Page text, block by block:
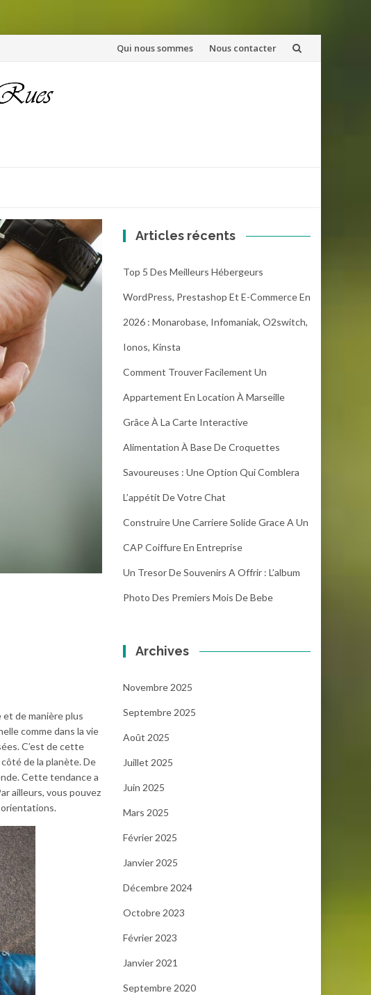
Aller
Qui nous sommes Nous contacter
de manière plus
comme dans la vie
C’est de cette
de la planète. De
Cette tendance a
ailleurs, vous pouvez
Articles récents
Top 5 Des Meilleurs Hébergeurs
WordPress, Prestashop Et E-Commerce En
2026 : Monarobase, Infomaniak, O2switch,
Ionos, Kinsta
Comment Trouver Facilement Un
Appartement En Location À Marseille
Grâce À La Carte Interactive
Alimentation À Base De Croquettes
Savoureuses : Une Option Qui Comblera
L’appétit De Votre Chat
Construire Une Carriere Solide Grace A Un
CAP Coiffure En Entreprise
Un Tresor De Souvenirs A Offrir : L’album
Photo Des Premiers Mois De Bebe
Archives
Novembre 2025
Septembre 2025
Août 2025
Juillet 2025
Juin 2025
Mars 2025
Février 2025
Janvier 2025
Décembre 2024
Octobre 2023
Février 2023
Janvier 2021
Septembre 2020